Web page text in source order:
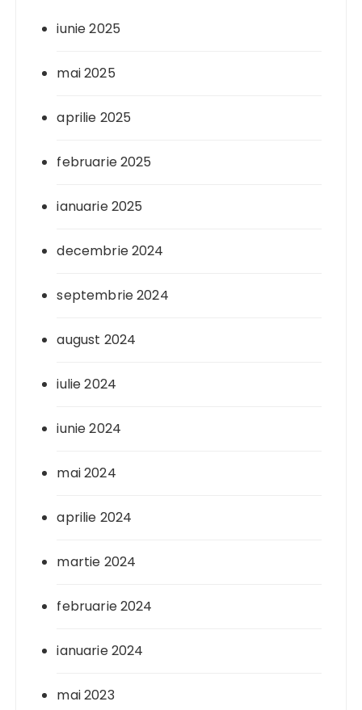
iunie 2025
mai 2025
aprilie 2025
februarie 2025
ianuarie 2025
decembrie 2024
septembrie 2024
august 2024
iulie 2024
iunie 2024
mai 2024
aprilie 2024
martie 2024
februarie 2024
ianuarie 2024
mai 2023